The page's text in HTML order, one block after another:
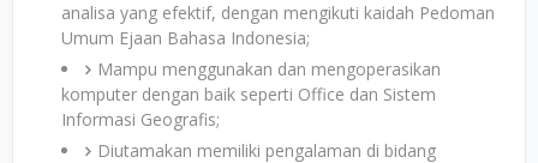
analisa yang efektif, dengan mengikuti kaidah Pedoman
Umum Ejaan Bahasa Indonesia;
Mampu menggunakan dan mengoperasikan
komputer dengan baik seperti Office dan Sistem
Informasi Geografis;
Diutamakan memiliki pengalaman di bidang